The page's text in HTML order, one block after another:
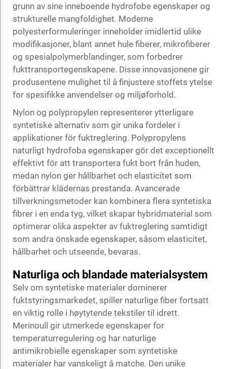
grunn av sine inneboende hydrofobe egenskaper og
strukturelle mangfoldighet. Moderne
polyesterformuleringer inneholder imidlertid ulike
modifikasjoner, blant annet hule fiberer, mikrofiberer
og spesialpolymerblandinger, som forbedrer
fukttransportegenskapene. Disse innovasjonene gir
produsentene mulighet til å finjustere stoffets ytelse
for spesifikke anvendelser og miljøforhold.
Nylon og polypropylen representerer ytterligare
syntetiske alternativ som gir unika fordeler i
applikationer för fuktreglering. Polypropylens
naturligt hydrofoba egenskaper gör det exceptionellt
effektivt för att transportera fukt bort från huden,
medan nylon ger hållbarhet och elasticitet som
förbättrar klädernas prestanda. Avancerade
tillverkningsmetoder kan kombinera flera syntetiska
fibrer i en enda tyg, vilket skapar hybridmaterial som
optimerar olika aspekter av fuktreglering samtidigt
som andra önskade egenskaper, såsom elasticitet,
hållbarhet och utseende, bevaras.
Naturliga och blandade materialsystem
Selv om syntetiske materialer dominerer
fuktstyringsmarkedet, spiller naturlige fiber fortsatt
en viktig rolle i høytytende tekstiler til idrett.
Merinoull gir utmerkede egenskaper for
temperaturregulering og har naturlige
antimikrobielle egenskaper som syntetiske
materialer har vanskeligt å matche. Den unike